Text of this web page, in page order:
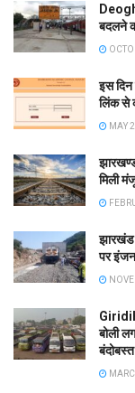
बदलने
इस दिन
लिंक से
MAY
मिली
झारखंड
पर
बोली